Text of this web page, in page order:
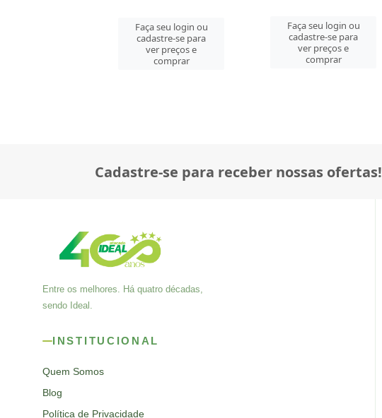
Faça seu login ou
cadastre-se para
ver preços e
comprar
Faça seu login ou
cadastre-se para
ver preços e
Cadastre-se para receber nossas ofertas!
Entre os melhores. Há quatro décadas,
sendo Ideal.
INSTITUCIONAL
Quem Somos
Blog
Política de Privacidade